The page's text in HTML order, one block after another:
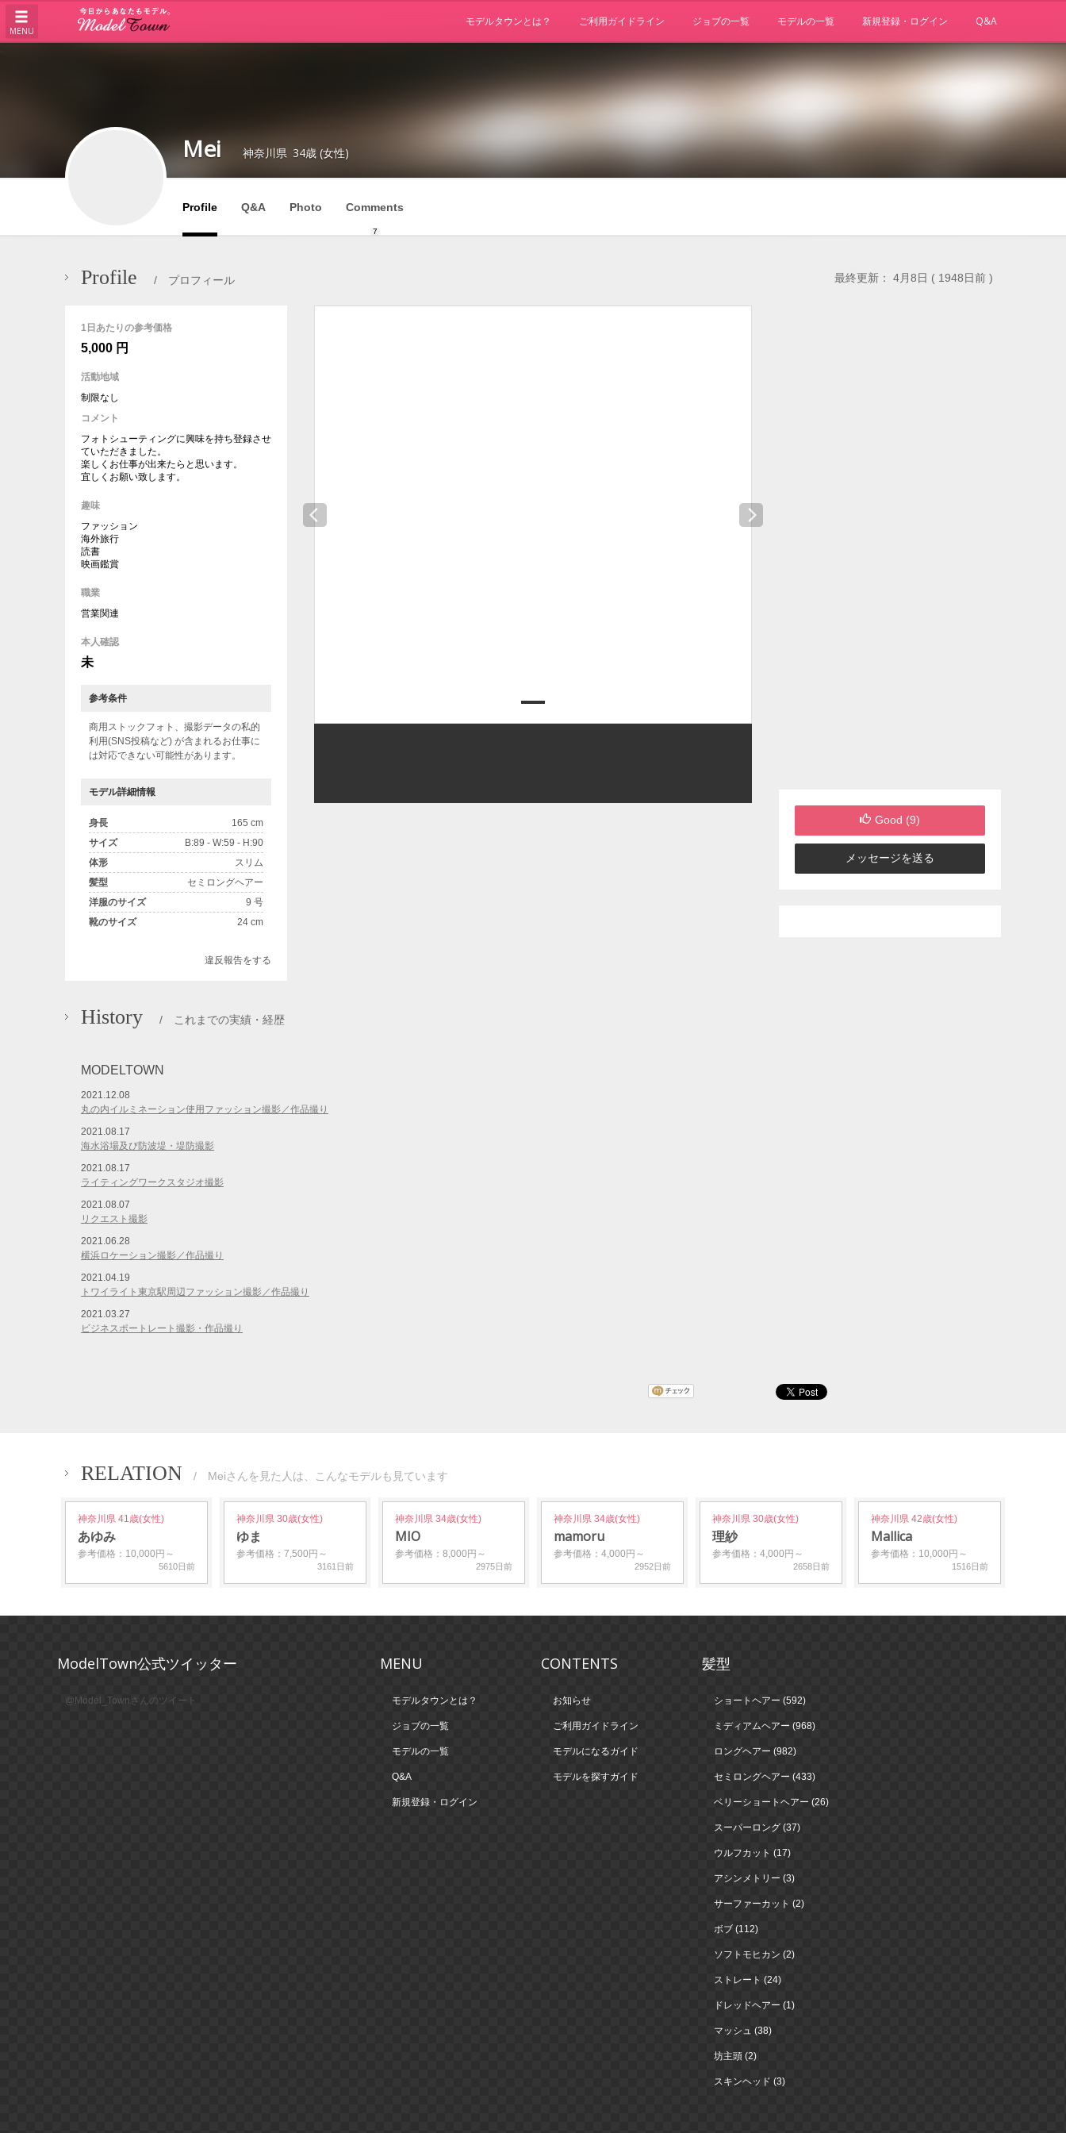
MENU
モデルタウンとは？ ご利用ガイドライン ジョブの一覧 モデルの一覧 新規登録・ログイン Q&A
Mei 神奈川県 34歳 (女性)
Profile Q&A Photo Comments
7
Profile / プロフィール 最終更新： 4月8日 ( 1948日前 )
1日あたりの参考価格
5,000 円
活動地域
制限なし
コメント
フォトシューティングに興味を持ち登録させ
ていただきました。
楽しくお仕事が出来たらと思います。
宜しくお願い致します。
趣味
ファッション
海外旅行
読書
映画鑑賞
職業
営業関連
本人確認
未
参考条件
商用ストックフォト、撮影データの私的
利用(SNS投稿など) が含まれるお仕事に
は対応できない可能性があります。
モデル詳細情報
身長
165 cm
サイズ
B:89 - W:59 - H:90
体形
スリム
髪型
セミロングヘアー
洋服のサイズ
9 号
靴のサイズ
24 cm
違反報告をする
Good (9)
メッセージを送る
History / これまでの実績・経歴
MODELTOWN
2021.12.08
丸の内イルミネーション使用ファッション撮影／作品撮り
2021.08.17
海水浴場及び防波堤・堤防撮影
2021.08.17
ライティングワークスタジオ撮影
2021.08.07
リクエスト撮影
2021.06.28
横浜ロケーション撮影／作品撮り
2021.04.19
トワイライト東京駅周辺ファッション撮影／作品撮り
2021.03.27
ビジネスポートレート撮影・作品撮り
RELATION / Meiさんを見た人は、こんなモデルも見ています
神奈川県 41歳(女性)
あゆみ
参考価格：10,000円～
5610日前
神奈川県 30歳(女性)
ゆま
参考価格：7,500円～
3161日前
神奈川県 34歳(女性)
MIO
参考価格：8,000円～
2975日前
神奈川県 34歳(女性)
mamoru
参考価格：4,000円～
2952日前
神奈川県 30歳(女性)
理紗
参考価格：4,000円～
2658日前
神奈川県 42歳(女性)
Mallica
参考価格：10,000円～
1516日前
ModelTown公式ツイッター
@Model_Townさんのツイート
MENU
モデルタウンとは？
ジョブの一覧
モデルの一覧
Q&A
新規登録・ログイン
CONTENTS
お知らせ
ご利用ガイドライン
モデルになるガイド
モデルを探すガイド
髪型
ショートヘアー (592)
ミディアムヘアー (968)
ロングヘアー (982)
セミロングヘアー (433)
ベリーショートヘアー (26)
スーパーロング (37)
ウルフカット (17)
アシンメトリー (3)
サーファーカット (2)
ボブ (112)
ソフトモヒカン (2)
ストレート (24)
ドレッドヘアー (1)
マッシュ (38)
坊主頭 (2)
スキンヘッド (3)